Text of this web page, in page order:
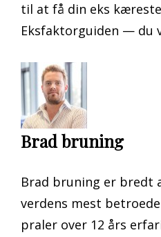
til at få din eks
Eksfaktorguiden — du
Brad bruning
Brad bruning er bredt
verdens mest
praler over 12 års